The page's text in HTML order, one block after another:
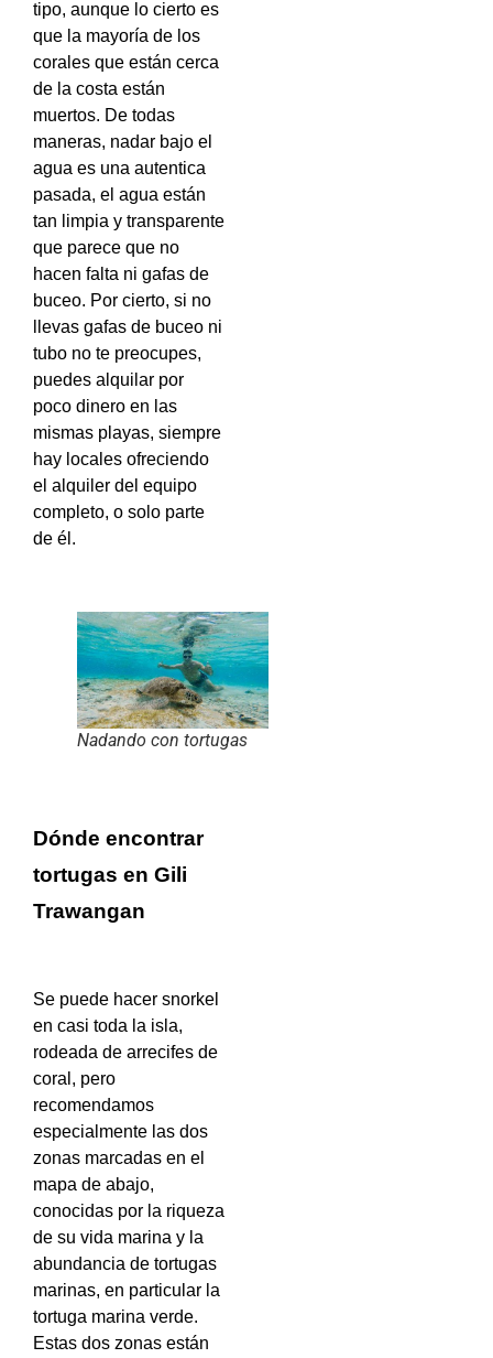
tipo, aunque lo cierto es
que la mayoría de los
corales que están cerca
de la costa están
muertos. De todas
maneras, nadar bajo el
agua es una autentica
pasada, el agua están
tan limpia y transparente
que parece que no
hacen falta ni gafas de
buceo. Por cierto, si no
llevas gafas de buceo ni
tubo no te preocupes,
puedes alquilar por
poco dinero en las
mismas playas, siempre
hay locales ofreciendo
el alquiler del equipo
completo, o solo parte
de él.
Nadando con tortugas
Dónde encontrar
tortugas en Gili
Trawangan
Se puede hacer snorkel
en casi toda la isla,
rodeada de arrecifes de
coral, pero
recomendamos
especialmente las dos
zonas marcadas en el
mapa de abajo,
conocidas por la riqueza
de su vida marina y la
abundancia de tortugas
marinas, en particular la
tortuga marina verde.
Estas dos zonas están